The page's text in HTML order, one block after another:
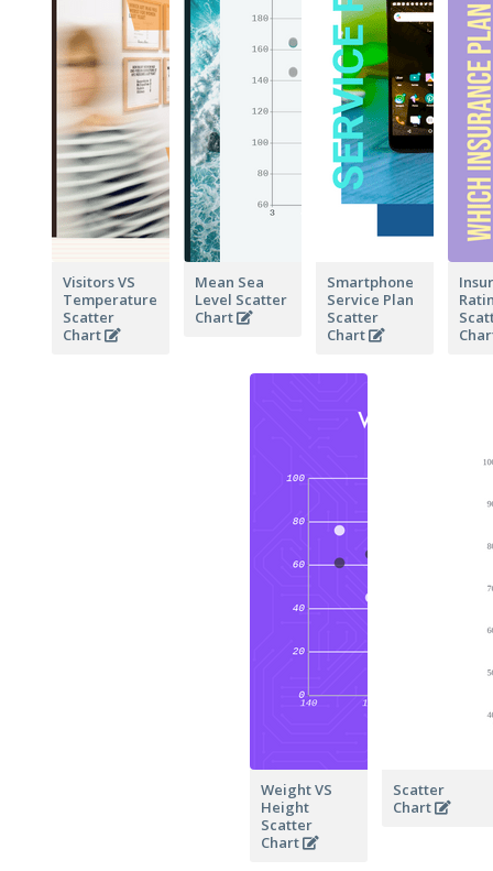
Visitors VS
Temperature
Scatter
Chart
Mean Sea
Level Scatter
Chart
Smartphone
Service Plan
Scatter
Chart
Weight VS
Height
Scatter
Chart
Scatter
Chart